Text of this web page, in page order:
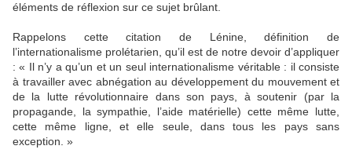
éléments de réflexion sur ce sujet brûlant.
Rappelons cette citation de Lénine, définition de
l’internationalisme prolétarien, qu’il est de notre devoir d’appliquer
: « Il n’y a qu’un et un seul internationalisme véritable : il consiste
à travailler avec abnégation au développement du mouvement et
de la lutte révolutionnaire dans son pays, à soutenir (par la
propagande, la sympathie, l’aide matérielle) cette même lutte,
cette même ligne, et elle seule, dans tous les pays sans
exception. »